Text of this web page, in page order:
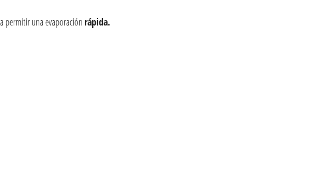
permitir una evaporaciónrápida.